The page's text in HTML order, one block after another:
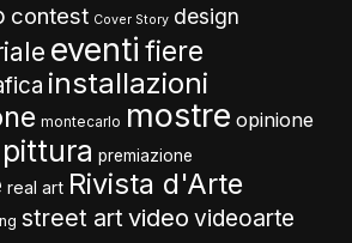
contest Cover Story design
eventi fiere
installazioni
montecarlo mostre opinione
pittura premiazione
real art Rivista d'Arte
street art video videoarte